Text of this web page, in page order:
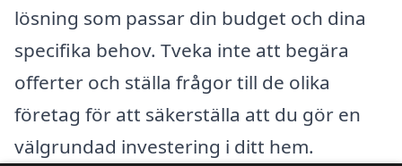
lösning som passar din budget och dina
specifika behov. Tveka inte att begära
offerter och ställa frågor till de olika
företag för att säkerställa att du gör en
välgrundad investering i ditt hem.